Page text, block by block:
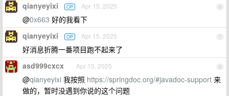
6
qianyeyixi OP Apr 15, 2025
@0x663 好的我看下
7
qianyeyixi OP Apr 15, 2025
好消息折腾一番项目跑不起来了
8
asd999cxcx Apr 15, 2025
@qianyeyixi 我按照 https://springdoc.org/#javadoc-support 来
做的，暂时没遇到你说的这个问题